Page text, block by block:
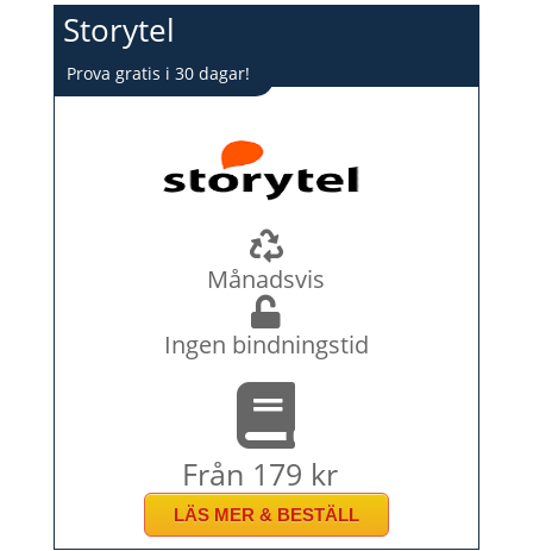
Storytel
Prova gratis i 30 dagar!
Månadsvis
Ingen bindningstid
Från 179 kr
LÄS MER & BESTÄLL